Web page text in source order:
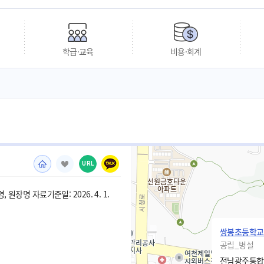
학급·교육 비용·회계
URL
, 원장명 자료기준일: 2026. 4. 1.
쌍봉초등학
공립_병설